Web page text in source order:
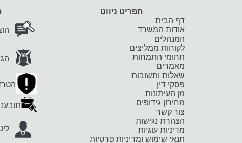
תפריט ניווט
דף הבית
אודות המשרד
המנהלים
לקוחות ממליצים
תחומי התמחות
מאמרים
שאלות ותשובות
פסקי דין
מן העיתונות
מחירון גידופים
צור קשר
הצהרת נגישות
מדיניות עוגיות
תנאי שימוש ומדיניות פרטיות